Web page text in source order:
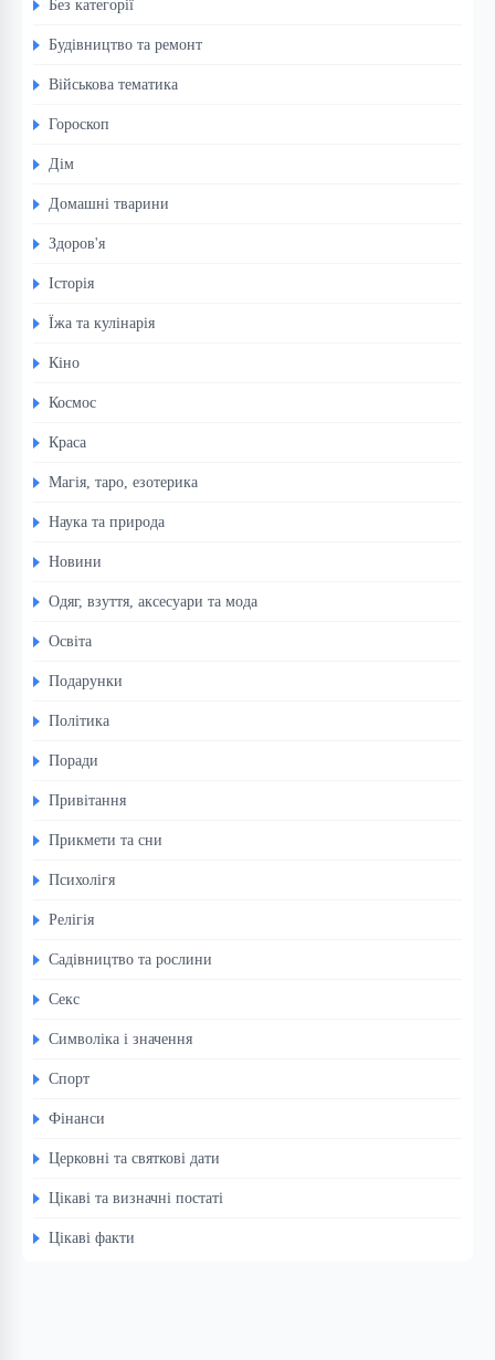
Без категорії
Будівництво та ремонт
Військова тематика
Гороскоп
Дім
Домашні тварини
Здоров'я
Історія
Їжа та кулінарія
Кіно
Космос
Краса
Магія, таро, езотерика
Наука та природа
Новини
Одяг, взуття, аксесуари та мода
Освіта
Подарунки
Політика
Поради
Привітання
Прикмети та сни
Психолігя
Релігія
Садівництво та рослини
Секс
Символіка і значення
Спорт
Фінанси
Церковні та святкові дати
Цікаві та визначні постаті
Цікаві факти